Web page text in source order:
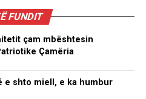
FUNDIT
çam mbështesin
Çamëria
e shto miell, e ka humbur